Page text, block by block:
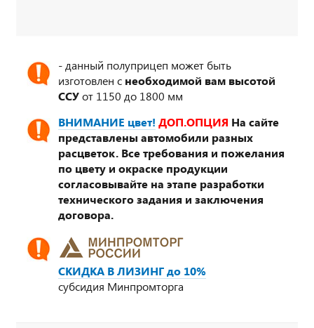
- данный полуприцеп может быть
изготовлен с необходимой вам высотой
ССУот 1150 до 1800 мм
ВНИМАНИЕ цвет! ДОП.ОПЦИЯ На сайте
представлены автомобили разных
расцветок. Все требования и пожелания
по цвету и окраске продукции
согласовывайте на этапе разработки
технического задания и заключения
договора.
СКИДКА В ЛИЗИНГ до 10%
субсидия Минпромторга